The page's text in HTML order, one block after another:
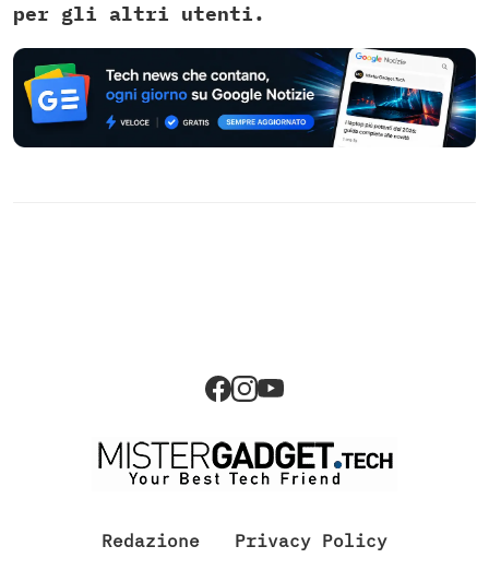
per gli altri utenti.
Redazione Privacy Policy